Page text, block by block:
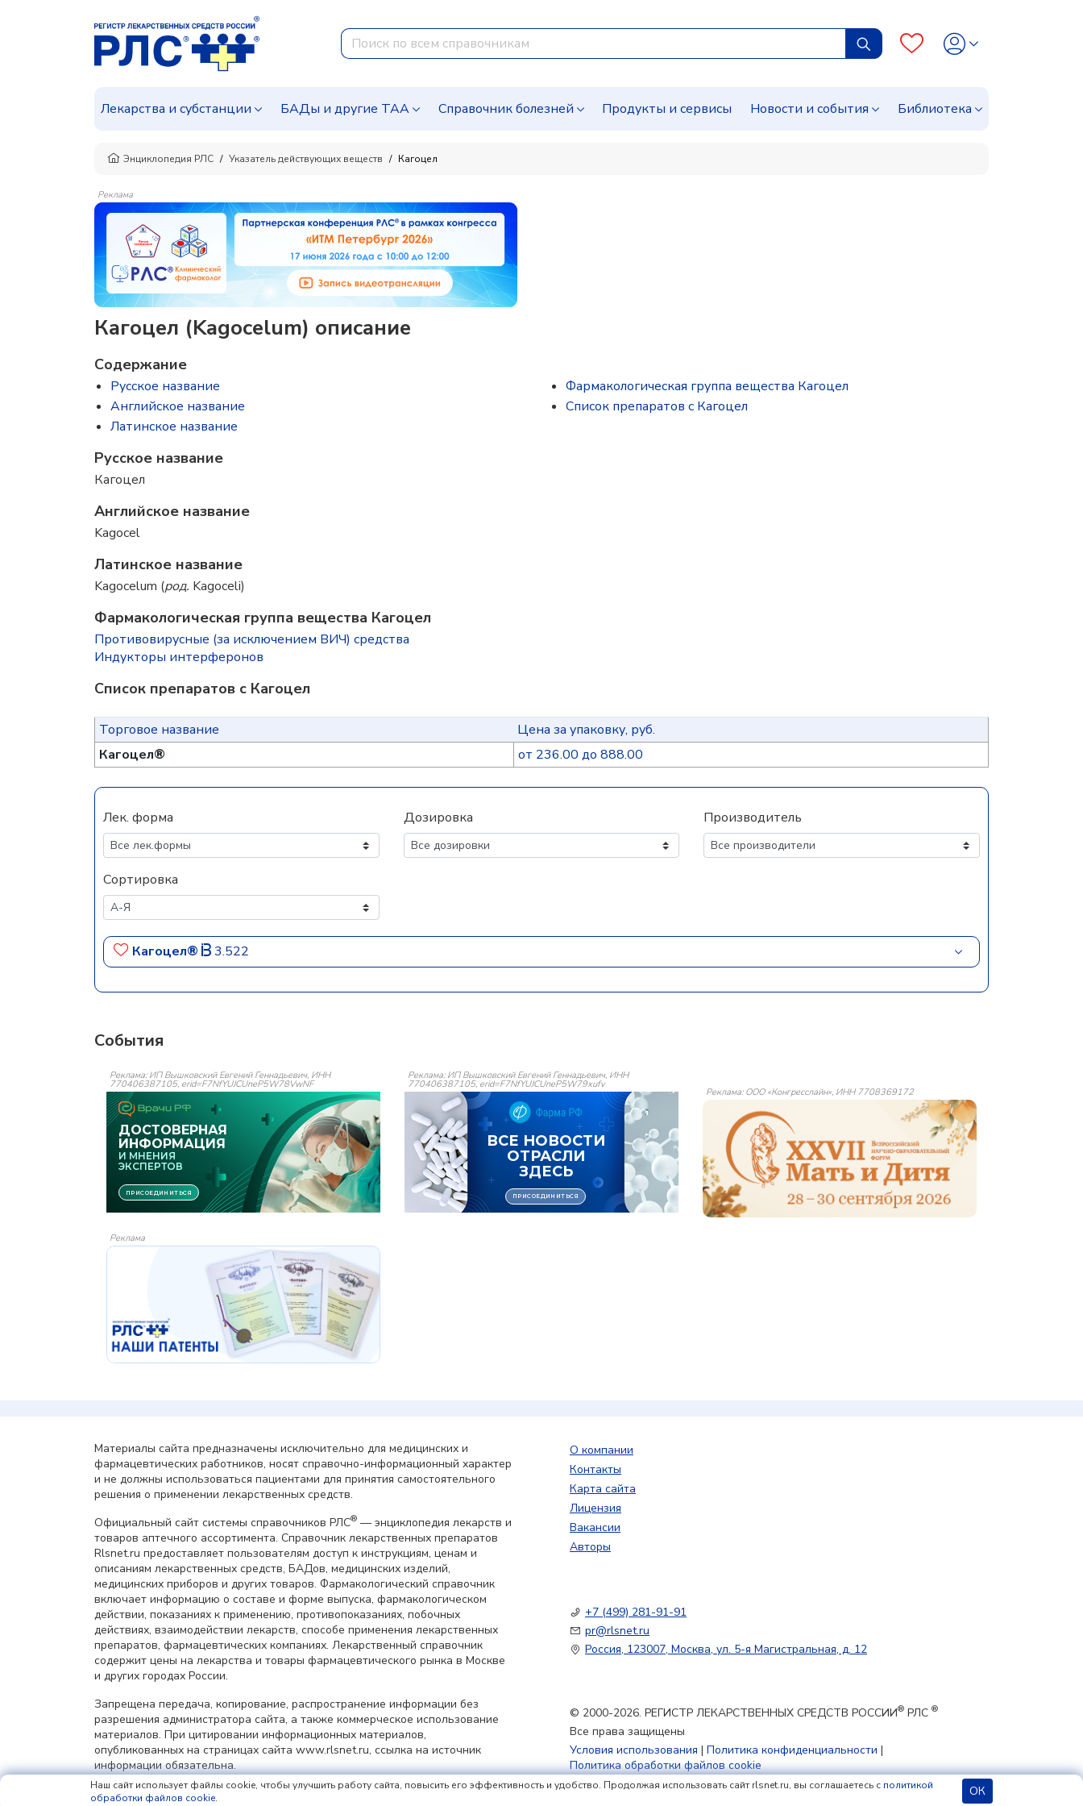
Лекарства и субстанции БАДы и другие ТАА Справочник болезней Продукты и сервисы Новости и события Библиотека
Энциклопедия РЛС Указатель действующих веществ Кагоцел
Реклама
Кагоцел (Kagocelum) описание
Содержание
Русское название
Английское название
Латинское название
Фармакологическая группа вещества Кагоцел
Список препаратов с Кагоцел
Русское название
Кагоцел
Английское название
Kagocel
Латинское название
Kagocelum (род. Kagoceli)
Фармакологическая группа вещества Кагоцел
Противовирусные (за исключением ВИЧ) средства
Индукторы интерферонов
Список препаратов с Кагоцел
Торговое название
Цена за упаковку, руб.
Кагоцел®
от 236.00 до 888.00
Лек. форма Дозировка Производитель
Сортировка
Кагоцел® 3.522
События
Реклама: ИП Вышковский Евгений Геннадьевич, ИНН
770406387105, erid=F7NfYUJCUneP5W78VwNF
Реклама: ИП Вышковский Евгений Геннадьевич, ИНН
770406387105, erid=F7NfYUJCUneP5W79xufv
Реклама: ООО «Конгресслайн», ИНН 7708369172
Реклама
Материалы сайта предназначены исключительно для медицинских и
фармацевтических работников, носят справочно-информационный характер
и не должны использоваться пациентами для принятия самостоятельного
решения о применении лекарственных средств.
Официальный сайт системы справочников РЛС® — энциклопедия лекарств и
товаров аптечного ассортимента. Справочник лекарственных препаратов
Rlsnet.ru предоставляет пользователям доступ к инструкциям, ценам и
описаниям лекарственных средств, БАДов, медицинских изделий,
медицинских приборов и других товаров. Фармакологический справочник
включает информацию о составе и форме выпуска, фармакологическом
действии, показаниях к применению, противопоказаниях, побочных
действиях, взаимодействии лекарств, способе применения лекарственных
препаратов, фармацевтических компаниях. Лекарственный справочник
содержит цены на лекарства и товары фармацевтического рынка в Москве
и других городах России.
Запрещена передача, копирование, распространение информации без
разрешения администратора сайта, а также коммерческое использование
материалов. При цитировании информационных материалов,
опубликованных на страницах сайта www.rlsnet.ru, ссылка на источник
информации обязательна.
Сетевое издание «Регистр лекарственных средств России РЛС» (доменное
О компании
Контакты
Карта сайта
Лицензия
Вакансии
Авторы
+7 (499) 281-91-91
pr@rlsnet.ru
Россия, 123007, Москва, ул. 5-я Магистральная, д. 12
© 2000-2026. РЕГИСТР ЛЕКАРСТВЕННЫХ СРЕДСТВ РОССИИ® РЛС ®
Все права защищены
Условия использования | Политика конфиденциальности |
Политика обработки файлов cookie
Наш сайт использует файлы cookie, чтобы улучшить работу сайта, повысить его эффективность и удобство. Продолжая использовать сайт rlsnet.ru, вы соглашаетесь с политикой
обработки файлов cookie. ОК